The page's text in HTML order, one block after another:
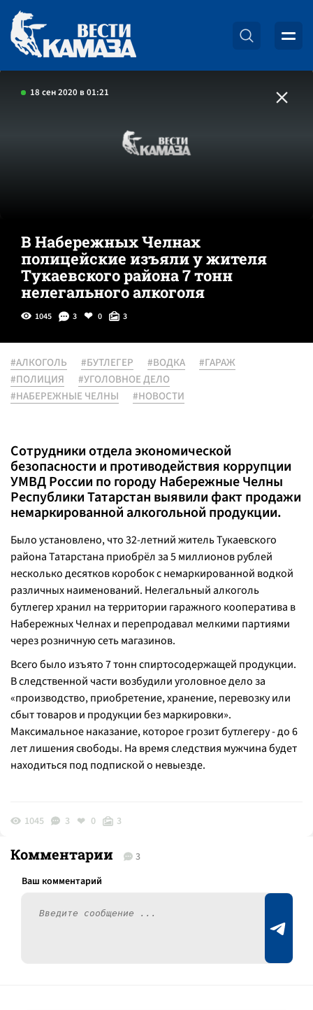
18 сен 2020 в 01:21
В Набережных Челнах
полицейские изъяли у жителя
Тукаевского района 7 тонн
нелегального алкоголя
1045 3 0 3
#АЛКОГОЛЬ #БУТЛЕГЕР #ВОДКА
#ГАРАЖ
#ПОЛИЦИЯ
#УГОЛОВНОЕ ДЕЛО
#НАБЕРЕЖНЫЕ ЧЕЛНЫ
#НОВОСТИ
Сотрудники отдела экономической
безопасности и противодействия коррупции
УМВД России по городу Набережные Челны
Республики Татарстан выявили факт продажи
немаркированной алкогольной продукции.
Было установлено, что 32-летний житель Тукаевского
района Татарстана приобрёл за 5 миллионов рублей
несколько десятков коробок с немаркированной водкой
различных наименований. Нелегальный алкоголь
бутлегер хранил на территории гаражного кооператива в
Набережных Челнах и перепродавал мелкими партиями
через розничную сеть магазинов.
Всего было изъято 7 тонн спиртосодержащей продукции.
В следственной части возбудили уголовное дело за
«производство, приобретение, хранение, перевозку или
сбыт товаров и продукции без маркировки».
Максимальное наказание, которое грозит бутлегеру - до 6
лет лишения свободы. На время следствия мужчина будет
находиться под подпиской о невыезде.
1045 3 0 3
Комментарии 3